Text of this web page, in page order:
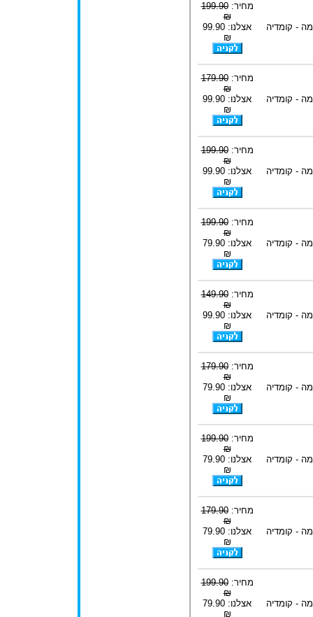
- קומדיה
מחיר:199.90
₪
אצלנו: 99.90
₪
- קומדיה
מחיר:179.90
₪
אצלנו: 99.90
₪
- קומדיה
מחיר:199.90
₪
אצלנו: 99.90
₪
- קומדיה
מחיר:199.90
₪
אצלנו: 79.90
₪
- קומדיה
מחיר:149.90
₪
אצלנו: 99.90
₪
- קומדיה
מחיר:179.90
₪
אצלנו: 79.90
₪
- קומדיה
מחיר:199.90
₪
אצלנו: 79.90
₪
- קומדיה
מחיר:179.90
₪
אצלנו: 79.90
₪
- קומדיה
מחיר:199.90
₪
אצלנו: 79.90
₪